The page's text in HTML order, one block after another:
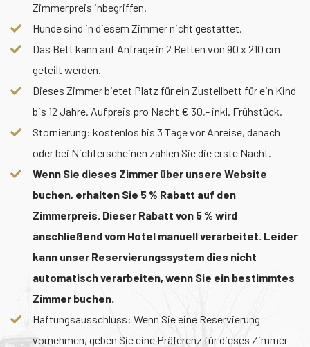
Zimmerpreis inbegriffen.
Hunde sind in diesem Zimmer nicht gestattet.
Das Bett kann auf Anfrage in 2 Betten von 90 x 210 cm
geteilt werden.
Dieses Zimmer bietet Platz für ein Zustellbett für ein Kind
bis 12 Jahre. Aufpreis pro Nacht € 30,- inkl. Frühstück.
Stornierung: kostenlos bis 3 Tage vor Anreise, danach
oder bei Nichterscheinen zahlen Sie die erste Nacht.
Wenn Sie dieses Zimmer über unsere Website
buchen, erhalten Sie 5 % Rabatt auf den
Zimmerpreis. Dieser Rabatt von 5 % wird
anschließend vom Hotel manuell verarbeitet. Leider
kann unser Reservierungssystem dies nicht
automatisch verarbeiten, wenn Sie ein bestimmtes
Zimmer buchen.
Haftungsausschluss: Wenn Sie eine Reservierung
vornehmen, geben Sie eine Präferenz für dieses Zimmer